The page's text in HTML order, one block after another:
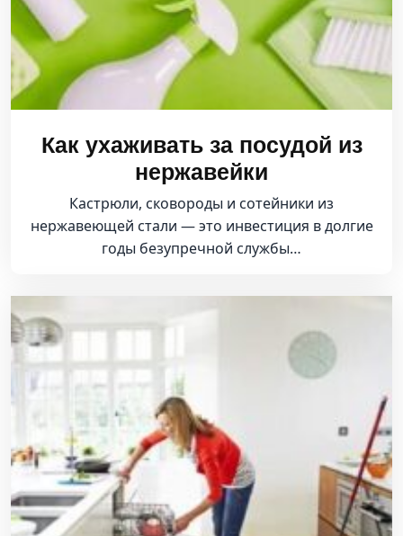
Как ухаживать за посудой из
нержавейки
Кастрюли, сковороды и сотейники из
нержавеющей стали — это инвестиция в долгие
годы безупречной службы…